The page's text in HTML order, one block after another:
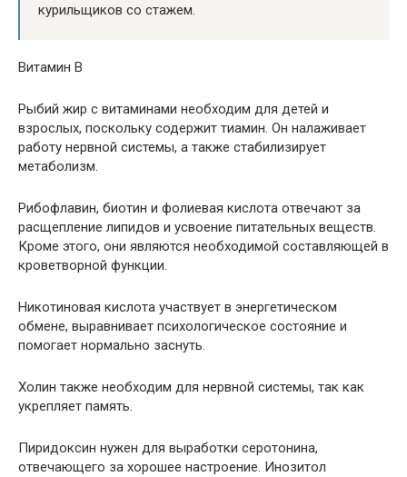
курильщиков со стажем.
Витамин B
Рыбий жир с витаминами необходим для детей и
взрослых, поскольку содержит тиамин. Он налаживает
работу нервной системы, а также стабилизирует
метаболизм.
Рибофлавин, биотин и фолиевая кислота отвечают за
расщепление липидов и усвоение питательных веществ.
Кроме этого, они являются необходимой составляющей в
кроветворной функции.
Никотиновая кислота участвует в энергетическом
обмене, выравнивает психологическое состояние и
помогает нормально заснуть.
Холин также необходим для нервной системы, так как
укрепляет память.
Пиридоксин нужен для выработки серотонина,
отвечающего за хорошее настроение. Инозитол